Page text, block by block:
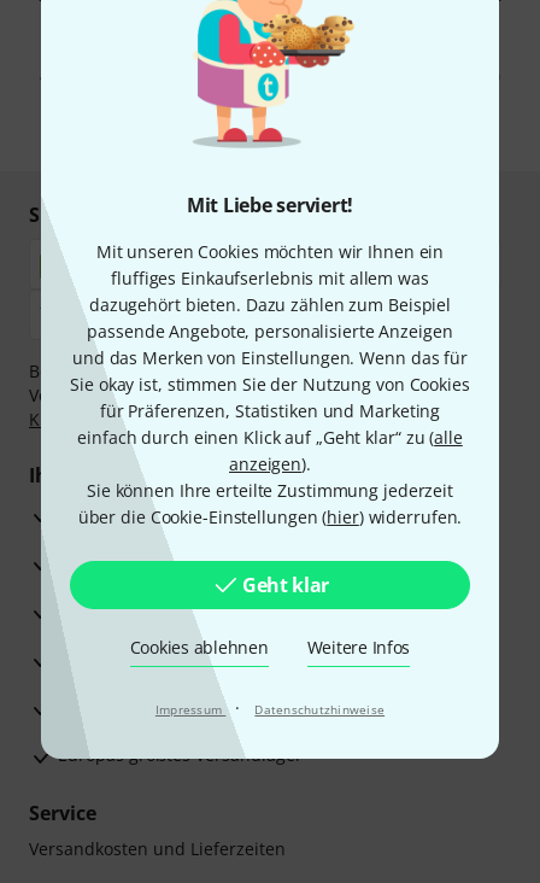
Mit Liebe serviert!
Mit unseren Cookies möchten wir Ihnen ein
fluffiges Einkaufserlebnis mit allem was
dazugehört bieten. Dazu zählen zum Beispiel
passende Angebote, personalisierte Anzeigen
und das Merken von Einstellungen. Wenn das für
Sie okay ist, stimmen Sie der Nutzung von Cookies
für Präferenzen, Statistiken und Marketing
einfach durch einen Klick auf „Geht klar“ zu (alle
anzeigen).
Sie können Ihre erteilte Zustimmung jederzeit
über die Cookie-Einstellungen (hier) widerrufen.
Geht klar
Cookies ablehnen Weitere Infos
Impressum · Datenschutzhinweise
Mit Klick auf „Jetzt anmelden“ stimmen Sie dem Erhalt von E-Mail-
Werbung und einer Messung des E-Mail-Nutzungsverhaltens zu. Die
Abmeldung ist jederzeit möglich. Weitere Informationen finden Sie in
unseren
Datenschutzhinweisen
* Pflichtfeld
Sicher einkaufen & bezahlen
Bezahlen Sie vertraulich und sicher per Nachnahme,
Vorkasse, PayPal, Amazon Pay,Klarna Sofort bezahlen,
Klarna Ratenzahlungoder Kreditkarte.
Ihre Vorteile
3 Jahre Thomann Garantie
30 Tage Money-Back-Garantie
Reparaturservice
Beratung durch Fachexperten
Zufriedenheitsgarantie
Europas größtes Versandlager
Service
Versandkosten und Lieferzeiten